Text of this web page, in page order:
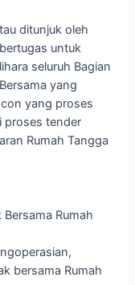
ditunjuk oleh
untuk
seluruh Bagian
yang
yang proses
proses tender
Rumah Tangga
Rumah
bersama Rumah